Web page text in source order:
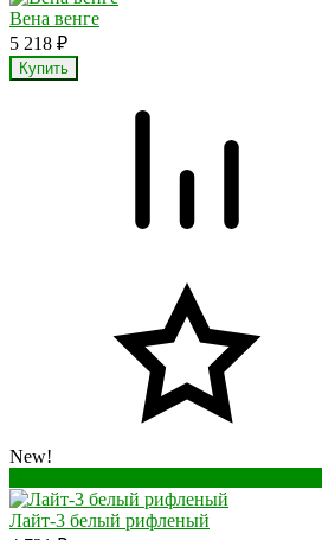
Вена венге
5 218 ₽
New!
Лайт-3 белый рифленый